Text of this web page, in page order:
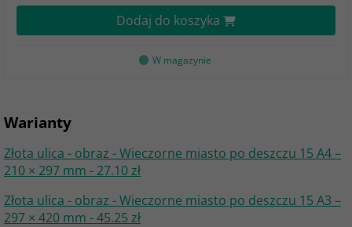
Dodaj do koszyka
W magazynie
Warianty
Złota ulica - obraz - Wieczorne miasto po deszczu 15 A4 –
210 × 297 mm - 27.10 zł
Złota ulica - obraz - Wieczorne miasto po deszczu 15 A3 –
297 × 420 mm - 45.25 zł